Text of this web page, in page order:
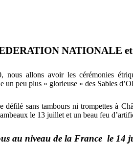
NATIONALE
allons avoir les cérémonies
un peu plus « glorieuse » des Sables
défilé sans tambours ni trompettes à
le 13 juillet et un beau feu
au niveau de la France le 14